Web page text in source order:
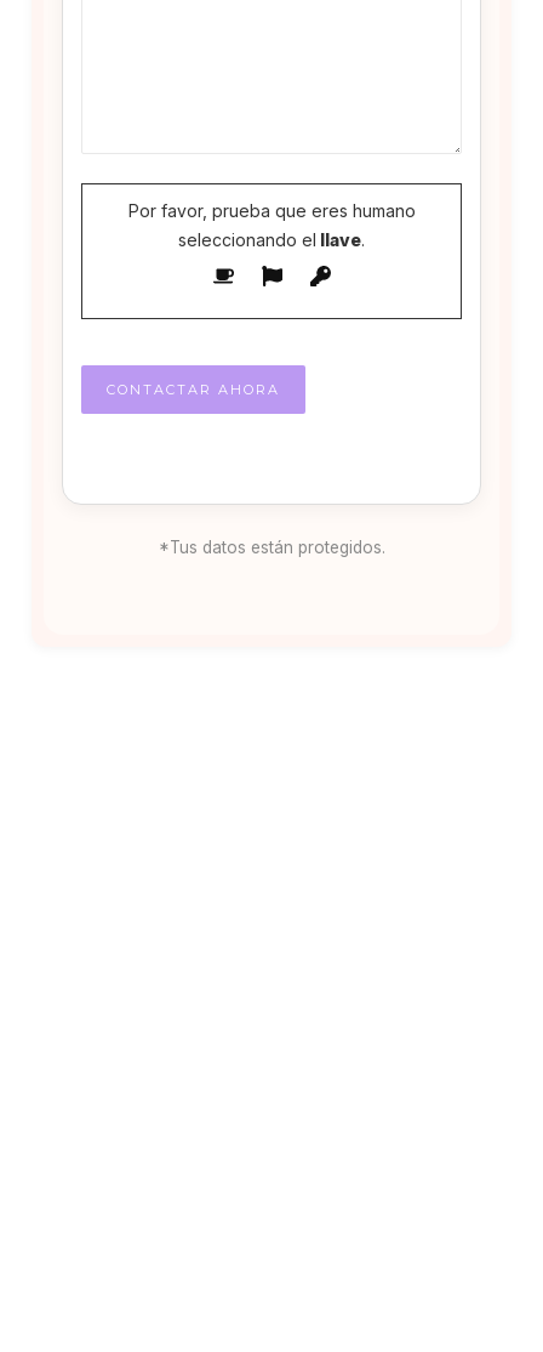
Por favor, prueba que eres humano
seleccionando el llave.
*Tus datos están protegidos.